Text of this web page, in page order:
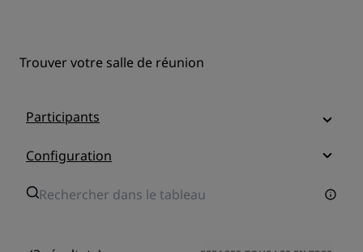
Trouver votre salle de réunion
Participants
Configuration